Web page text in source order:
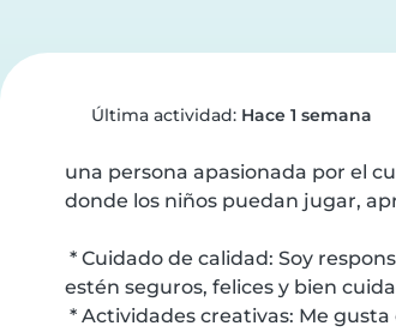
Última actividad: Hace 1 semana
una persona apasionada por el
donde los niños puedan jugar,
estén seguros, felices y bien